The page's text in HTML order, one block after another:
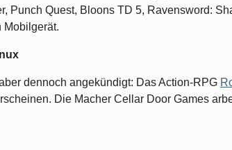
Punch Quest, Bloons TD 5, Ravensword:
Mobilgerät.
dennoch angekündigt: Das Action-RPG
Die Macher Cellar Door Games